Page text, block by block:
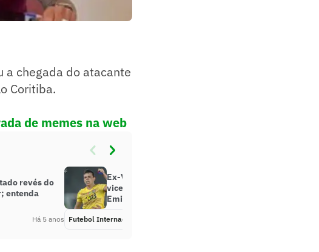
a chegada do atacante
Coritiba.
de memes na web
revés do
entenda
Há 5 anos
Ex-Vasco marca dois e chega à
vice-artilharia da Liga dos
Emirados Árabes
Futebol Internacional